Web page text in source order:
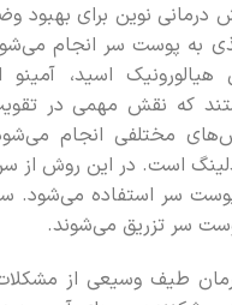
درمانی نوین برای بهبود
به پوست سر انجام
اسید، آمینو
که نقش مهمی در
مختلفی انجام
است. در این روش از
پوست سر استفاده می‌شود.
سر تزریق می‌شوند.
طیف وسیعی از